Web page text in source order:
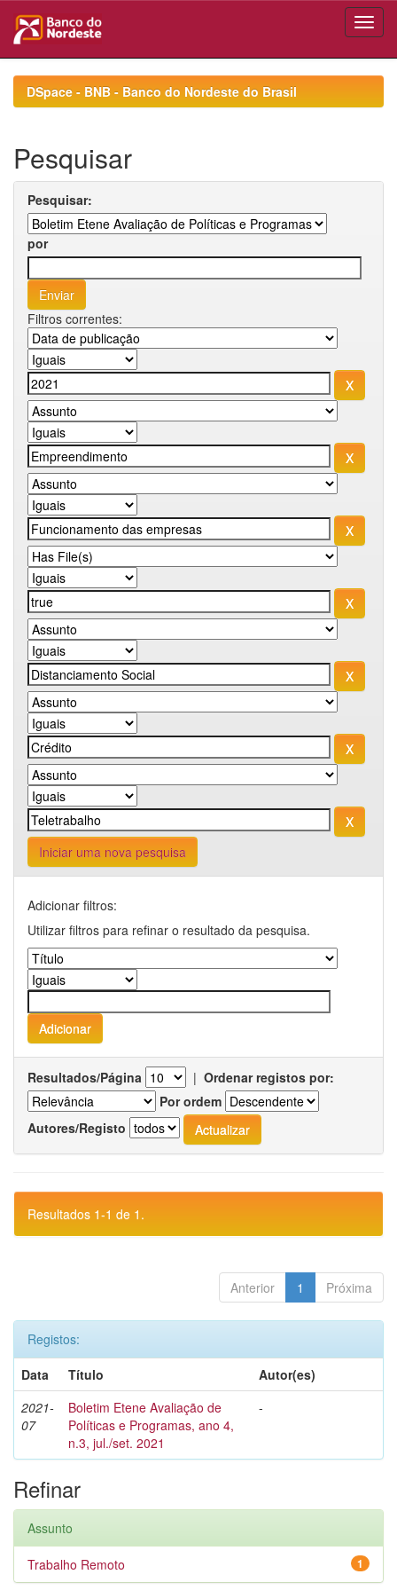
navigationDSpace - BNB - Banco do Nordeste do Brasil
Pesquisar
Pesquisar:
por
Filtros correntes:
Iniciar uma nova pesquisa
Adicionar filtros:
Utilizar filtros para refinar o resultado da pesquisa.
Resultados/Página | Ordenar registos por:
Por ordem
Autores/Registo
Resultados 1-1 de 1.
Anterior 1 Próxima
Registos:
Data
Título
Autor(es)
2021-
07
Boletim Etene Avaliação de
Políticas e Programas, ano 4,
n.3, jul./set. 2021
-
Refinar
Assunto
1
Trabalho Remoto